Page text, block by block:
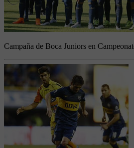
Campaña de Boca Juniors en